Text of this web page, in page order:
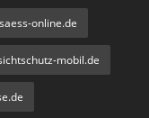
online.de
mobil.de